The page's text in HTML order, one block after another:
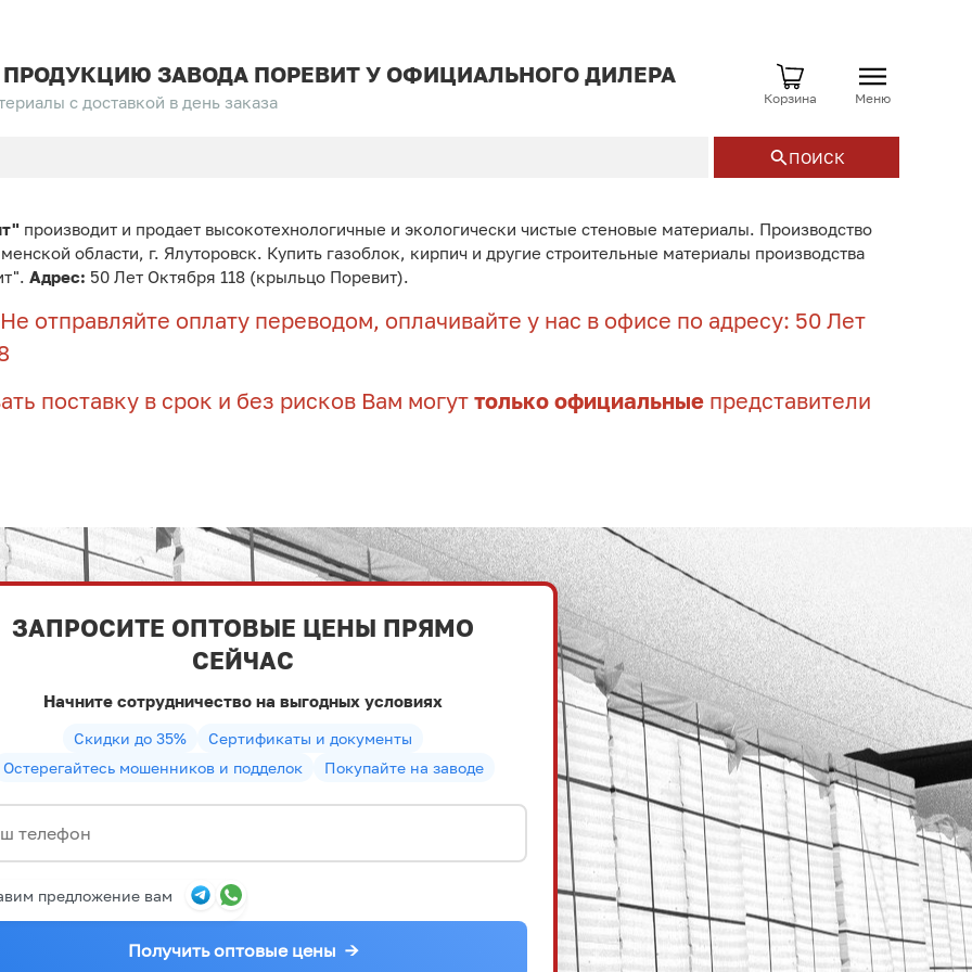
ЗАВОДА ПОРЕВИТ У ОФИЦИАЛЬНОГО ДИЛЕРА
с доставкой в день заказа Корзина Меню
ПОИСК
производит и продает высокотехнологичные и экологически чистые стеновые материалы. Производство
области, г. Ялуторовск. Купить газоблок, кирпич и другие строительные материалы производства
Адрес: 50 Лет Октября 118 (крыльцо Поревит).
отправляйте оплату переводом, оплачивайте у нас в офисе по адресу: 50 Лет
поставку в срок и без рисков Вам могут только официальные представители
ЗАПРОСИТЕ ОПТОВЫЕ ЦЕНЫ ПРЯМО
СЕЙЧАС
Начните сотрудничество на выгодных условиях
Скидки до 35%
Сертификаты и документы
Остерегайтесь мошенников и подделок
Покупайте на заводе
предложение вам
Получить оптовые цены →